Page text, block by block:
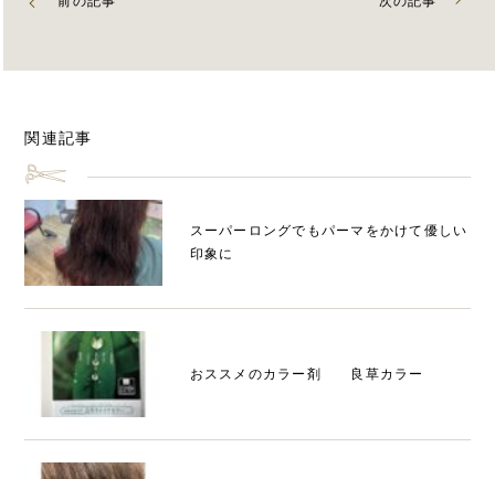
関連記事
スーパーロングでもパーマをかけて優しい
印象に
おススメのカラー剤 良草カラー